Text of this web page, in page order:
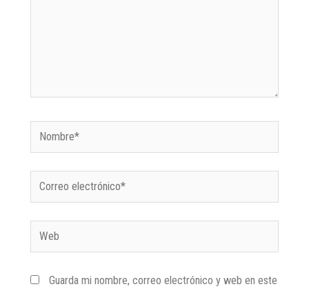
Guarda mi nombre, correo electrónico y web en este